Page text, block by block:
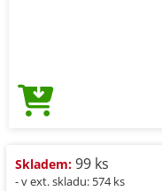
Skladem: 99 ks
- v ext. skladu: 574 ks